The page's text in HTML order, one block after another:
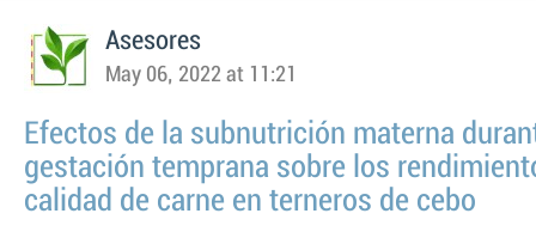
Asesores
May 06, 2022 at 11:21
Efectos de la subnutrición materna
gestación temprana sobre los
calidad de carne en terneros de cebo